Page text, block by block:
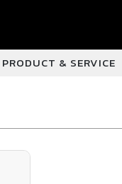
PRODUCT & SERVICE